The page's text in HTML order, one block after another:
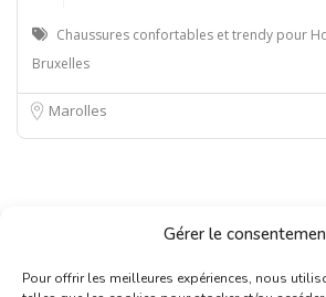
Gérer le
Pour offrir les meilleures expériences, nous
Chaussures confortables et trendy pour
Bruxelles
Marolles